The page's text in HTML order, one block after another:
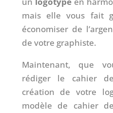
mais elle vous fait
économiser de
de votre graphiste.
Maintenant, que
rédiger le cahier
création de votre
modèle de cahier